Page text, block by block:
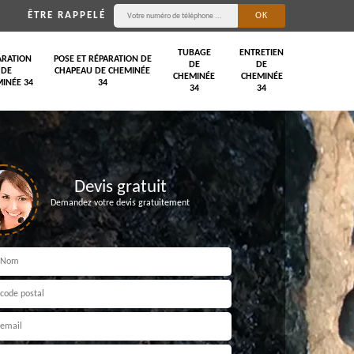
ÊTRE RAPPELÉ
DE
34
POSE ET RÉPARATION DE
CHAPEAU DE CHEMINÉE
34
TUBAGE
DE
CHEMINÉE
34
ENTRETIEN
DE
CHEMINÉE
34
Devis gratuit
Demandez votre devis gratuitement